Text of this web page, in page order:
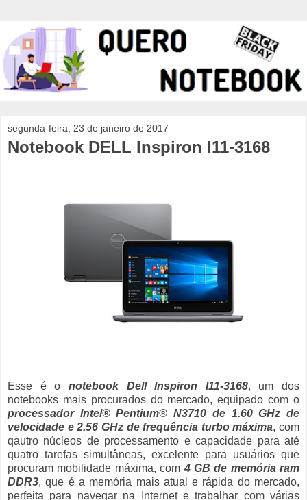
segunda-feira, 23 de janeiro de 2017
Notebook DELL Inspiron I11-3168
Esse é o notebook Dell Inspiron I11-3168, um dos
notebooks mais procurados do mercado, equipado com o
processador Intel® Pentium® N3710 de 1.60 GHz de
velocidade e 2.56 GHz de frequência turbo máxima, com
qautro núcleos de processamento e capacidade para até
quatro tarefas simultâneas, excelente para usuários que
procuram mobilidade máxima, com4 GB de memória ram
DDR3, que é a memória mais atual e rápida do mercado,
perfeita para navegar na Internet e trabalhar com várias